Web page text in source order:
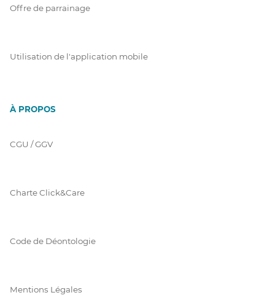
Offre de parrainage
Utilisation de l'application mobile
À PROPOS
CGU / GGV
Charte Click&Care
Code de Déontologie
Mentions Légales